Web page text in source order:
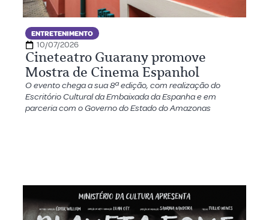
ENTRETENIMENTO
10/07/2026
Cineteatro Guarany promove
Mostra de Cinema Espanhol
O evento chega a sua 8ª edição, com realização do
Escritório Cultural da Embaixada da Espanha e em
parceria com o Governo do Estado do Amazonas